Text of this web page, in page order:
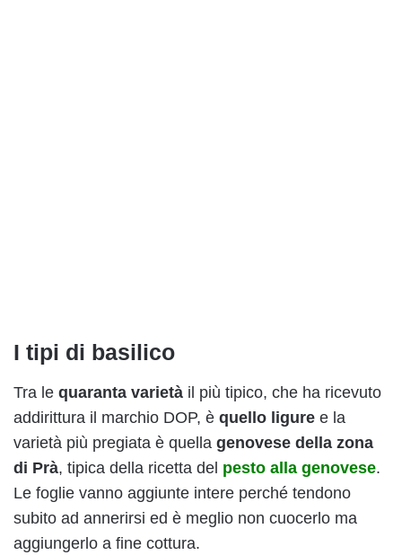
I tipi di basilico
Tra le quaranta varietà il più tipico, che ha ricevuto
addirittura il marchio DOP, è quello ligure e la
varietà più pregiata è quella genovese della zona
di Prà, tipica della ricetta del pesto alla genovese.
Le foglie vanno aggiunte intere perché tendono
subito ad annerirsi ed è meglio non cuocerlo ma
aggiungerlo a fine cottura.